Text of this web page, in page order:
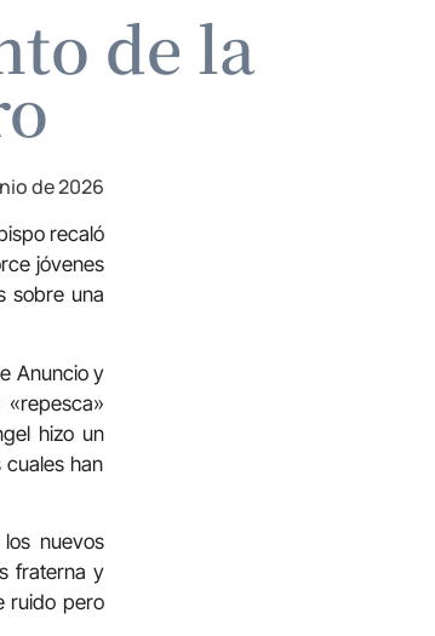
de la
de 2026
recaló
jóvenes
sobre una
Anuncio y
hizo un
cuales han
nuevos
fraterna y
ruido pero